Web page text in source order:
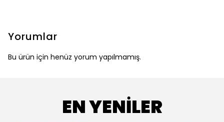
Yorumlar
Bu ürün için henüz yorum yapılmamış.
EN YENİLER